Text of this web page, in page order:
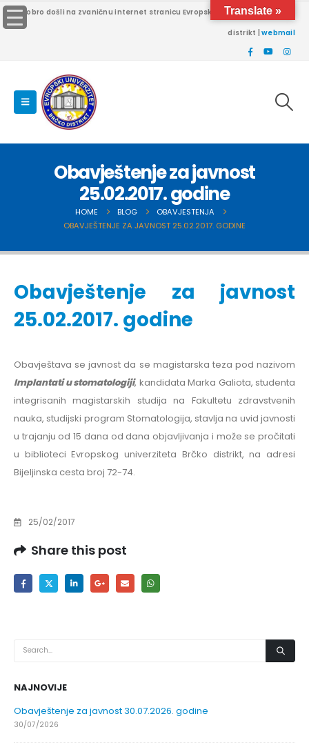
Dobro došli na zvaničnu internet stranicu Evropskog univerziteta Brčko
distrikt |webmail
Obavještenje za javnost
25.02.2017. godine
HOME BLOG
OBAVJESTENJA
OBAVJEŠTENJE ZA JAVNOST 25.02.2017. GODINE
Obavještenje za javnost
25.02.2017. godine
Obavještava se javnost da se magistarska teza pod nazivom
Implantati u stomatologiji, kandidata Marka Galiota, studenta
integrisanih magistarskih studija na Fakultetu zdravstvenih
nauka, studijski program Stomatologija, stavlja na uvid javnosti
u trajanju od 15 dana od dana objavljivanja i može se pročitati
u biblioteci Evropskog univerziteta Brčko distrikt, na adresi
Bijeljinska cesta broj 72-74.
25/02/2017
Share this post
NAJNOVIJE
Obavještenje za javnost 30.07.2026. godine
30/07/2026
Translate »